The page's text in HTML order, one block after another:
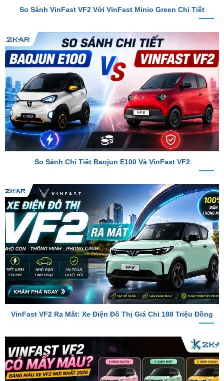
So Sánh Chi Tiết Baojun E100 Và VinFast VF2
VinFast VF2 Ra Mắt: Xe Điện Đô Thị Giá Chỉ 188 Triệu Đồng